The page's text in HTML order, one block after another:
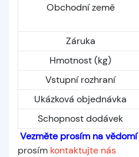
Obchodní země
Záruka
Hmotnost (kg)
Vstupní rozhraní
Ukázková objednávka
Schopnost dodávek
Vezměte prosím na vědomí
prosím kontaktujte nás